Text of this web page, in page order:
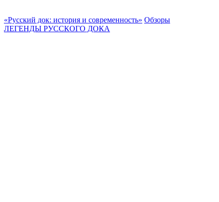
«Русский док: история и современность» Обзоры
ЛЕГЕНДЫ РУССКОГО ДОКА